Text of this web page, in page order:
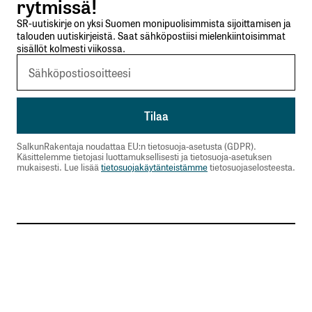
SR-uutiskirje on yksi Suomen monipuolisimmista sijoittamisen ja
talouden uutiskirjeistä. Saat sähköpostiisi mielenkiintoisimmat
sisällöt kolmesti viikossa.
SalkunRakentaja noudattaa EU:n tietosuoja-asetusta (GDPR).
Käsittelemme tietojasi luottamuksellisesti ja tietosuoja-asetuksen
mukaisesti. Lue lisää tietosuojakäytänteistämmetietosuojaselosteesta.